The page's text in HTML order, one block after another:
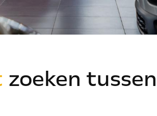
zoeken